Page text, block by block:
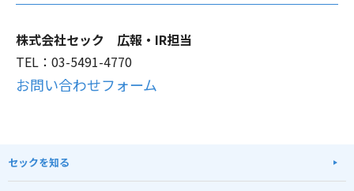
株式会社セック 広報・IR担当
TEL：03-5491-4770
お問い合わせフォーム
セックを知る